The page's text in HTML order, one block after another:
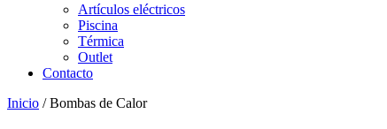
Artículos eléctricos
Piscina
Térmica
Outlet
Contacto
Inicio / Bombas de Calor